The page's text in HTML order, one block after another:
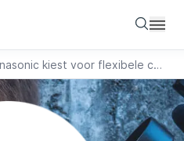
Panasonic kiest voor flexibele cloudoplossing van AWS, beheerd door Claranet